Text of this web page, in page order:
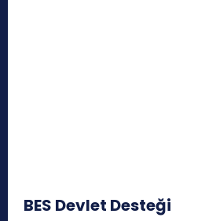
BES Devlet Desteği